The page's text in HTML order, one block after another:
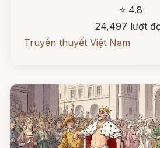
⭐ 4.8
24,497 lượt
Truyền thuyết Việt Nam